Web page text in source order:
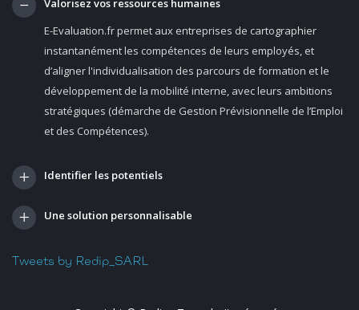
Valorisez vos ressources humaines
E-Evaluation.fr permet aux entreprises de cartographier
instantanément les compétences de leurs employés, et
d’aligner l'individualisation des parcours de formation et le
développement de la mobilité interne, avec leurs ambitions
stratégiques (démarche de Gestion Prévisionnelle de l’Emploi
et des Compétences).
Identifier les potentiels
Une solution personnalisable
Tweets by Redip_SARL